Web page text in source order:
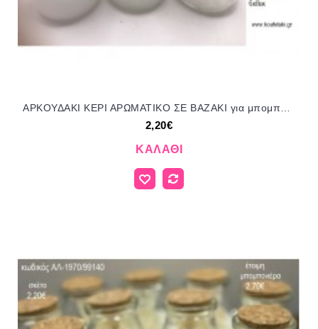
ΑΡΚΟΥΔΑΚΙ ΚΕΡΙ ΑΡΩΜΑΤΙΚΟ ΣΕ ΒΑΖΑΚΙ για μπομπονιέρες γούρι δώρο ΑΛ-1966/99140 2.20€!!!
2,20€
ΚΑΛΆΘΙ